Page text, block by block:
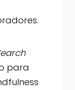
para